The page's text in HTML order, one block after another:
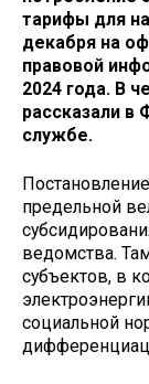
тарифы для
декабря на
правовой
2024 года. В
рассказали в
службе.
предельной
ведомства.
субъектов, в
социальной